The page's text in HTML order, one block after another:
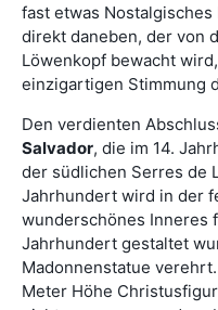
fast etwas
direkt daneben, der von
Löwenkopf bewacht
einzigartigen Stimmung
Den verdienten
Salvador, die im 14.
der südlichen Serres de
Jahrhundert wird in der
wunderschönes Inneres
Jahrhundert gestaltet
Madonnenstatue
Meter Höhe